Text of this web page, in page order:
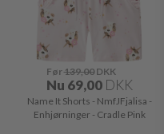
Før139,00DKK
Nu 69,00 DKK
Name It Shorts - NmfJFjalisa -
Enhjørninger - Cradle Pink